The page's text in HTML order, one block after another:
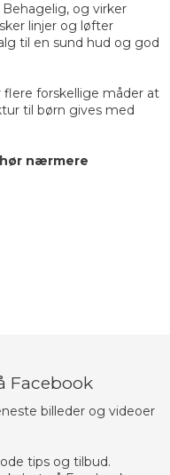
og virker
linjer og løfter
til en sund hud og god
forskellige måder at
til børn gives med
nærmere
Facebook
billeder og videoer
tips og tilbud.